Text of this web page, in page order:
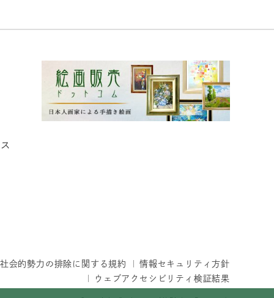
会的勢力の排除に関する規約
情報セキュリティ方針
ウェブアクセシビリティ検証結果